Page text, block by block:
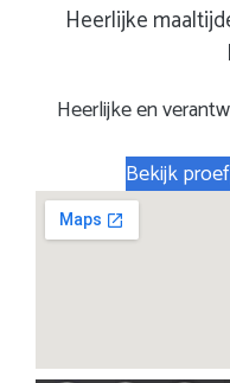
Heerlijke
Heerlijke en
Bekijk